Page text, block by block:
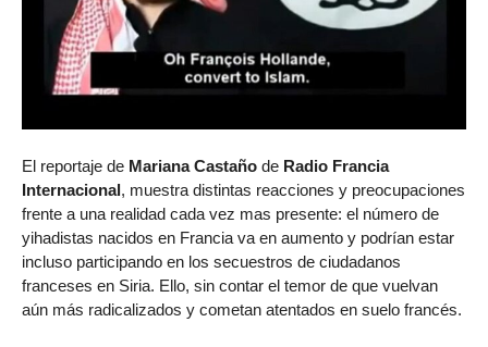
El reportaje de Mariana Castaño de Radio Francia
Internacional, muestra distintas reacciones y preocupaciones
frente a una realidad cada vez mas presente: el número de
yihadistas nacidos en Francia va en aumento y podrían estar
incluso participando en los secuestros de ciudadanos
franceses en Siria. Ello, sin contar el temor de que vuelvan
aún más radicalizados y cometan atentados en suelo francés.